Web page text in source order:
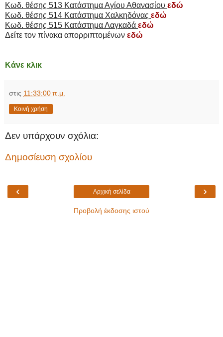
Κωδ. θέσης 513 Κατάστημα Αγίου Αθανασίου εδώ
Κωδ. θέσης 514 Κατάστημα Χαλκηδόνας εδώ
Κωδ. θέσης 515 Κατάστημα Λαγκαδά εδώ
Δείτε τον πίνακα απορριπτομένων εδώ
Κάνε κλικ
στις 11:33:00 π.μ.
Κοινή χρήση
Δεν υπάρχουν σχόλια:
Δημοσίευση σχολίου
‹ ›
Αρχική σελίδα
Προβολή έκδοσης ιστού